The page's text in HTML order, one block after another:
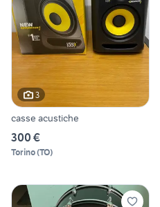
3
casse acustiche
300 €
Torino(TO)